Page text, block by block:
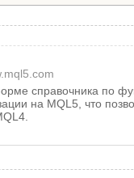
справочника по
на MQL5, что